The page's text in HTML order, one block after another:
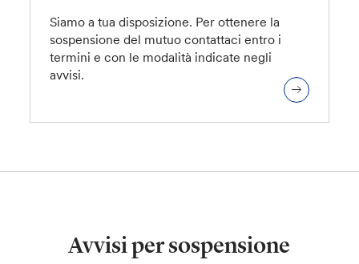
Siamo a tua disposizione. Per ottenere la
sospensione del mutuocontattacientro i
termini e con le modalità indicate negli
avvisi.
Avvisi per sospensione